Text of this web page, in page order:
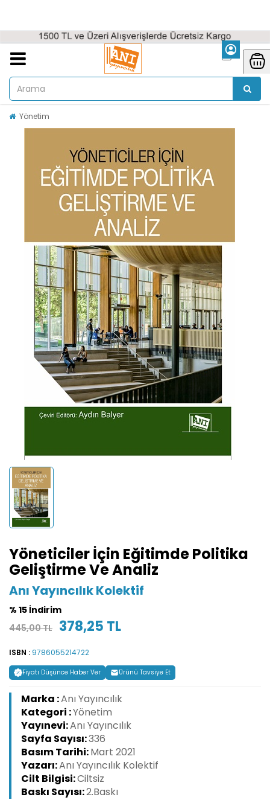
Yönetim
Yöneticiler İçin Eğitimde Politika
Geliştirme Ve Analiz
Anı Yayıncılık Kolektif
% 15 İndirim
445,00 TL 378,25 TL
ISBN : 9786055214722
Fiyatı Düşünce Haber Ver Ürünü Tavsiye Et
Marka :Anı Yayıncılık
Kategori :Yönetim
Yayınevi:Anı Yayıncılık
Sayfa Sayısı:336
Basım Tarihi:Mart 2021
Yazarı:Anı Yayıncılık Kolektif
Cilt Bilgisi:Ciltsiz
Baskı Sayısı:2.Baskı